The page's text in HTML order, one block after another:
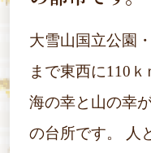
大雪山国立公園
まで東西に110ｋ
海の幸と山の幸
の台所です。
人